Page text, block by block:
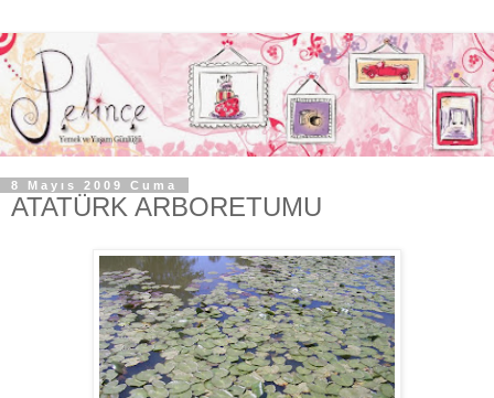
8 Mayıs 2009 Cuma
ATATÜRK ARBORETUMU